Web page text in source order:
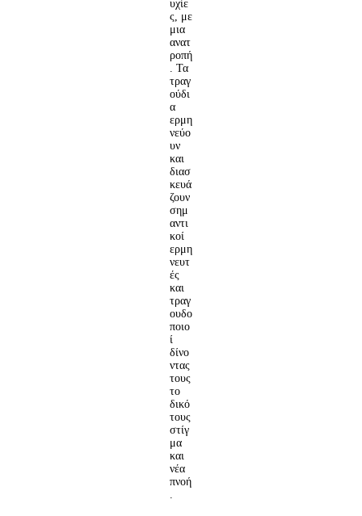
υχίε
ς, με
μια
ανατ
ροπή
. Τα
τραγ
ούδι
α
ερμη
νεύο
υν
και
διασ
κευά
ζουν
σημ
αντι
κοί
ερμη
νευτ
ές
και
τραγ
ουδο
ποιο
ί
δίνο
ντας
τους
το
δικό
τους
στίγ
μα
και
νέα
πνοή